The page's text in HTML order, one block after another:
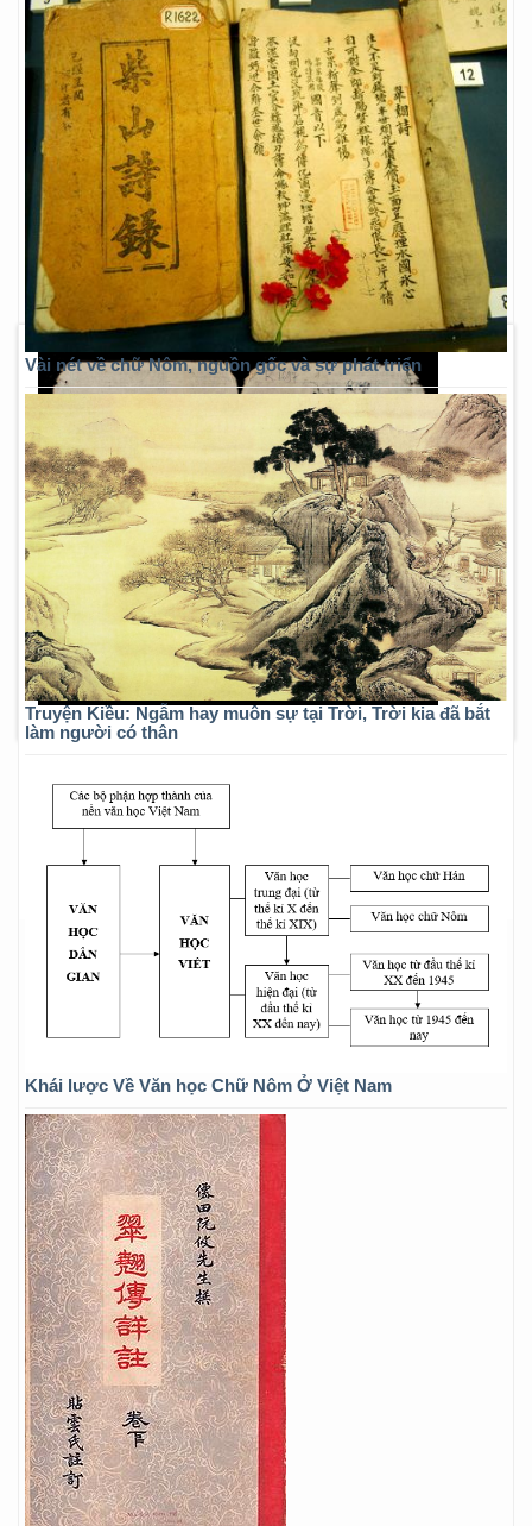
Vài nét về chữ Nôm, nguồn gốc và sự phát triển
Truyện Kiều: Ngẫm hay muôn sự tại Trời, Trời kia đã bắt
làm người có thân
Khái lược Về Văn học Chữ Nôm Ở Việt Nam